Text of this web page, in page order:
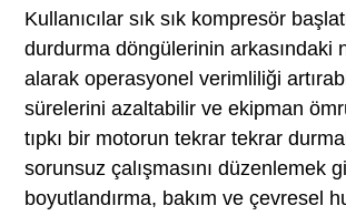
Kullanıcılar sık sık kompresör
durdurma döngülerinin arkasındaki
alarak operasyonel verimliliği
sürelerini azaltabilir ve ekipman
tıpkı bir motorun tekrar tekrar
sorunsuz çalışmasını düzenlemek
boyutlandırma, bakım ve çevresel